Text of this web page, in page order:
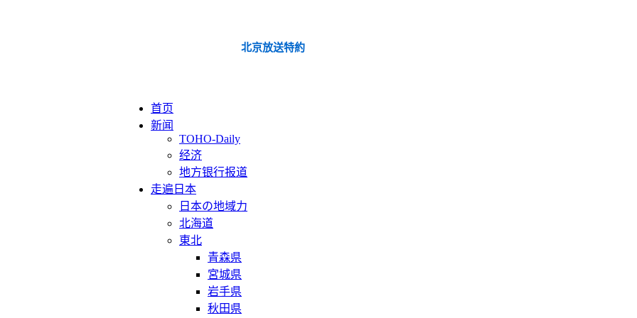
北京放送特約
首页
新闻
TOHO-Daily
经济
地方银行报道
走遍日本
日本の地域力
北海道
東北
青森県
宮城県
岩手県
秋田県